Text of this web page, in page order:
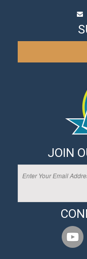
JOIN